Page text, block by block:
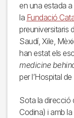
en una estada
la Fundació
preuniversitaris
Saudí, Xile,
han estat els
medicine
per l’Hospital
Sota la direcció
Codina) i amb